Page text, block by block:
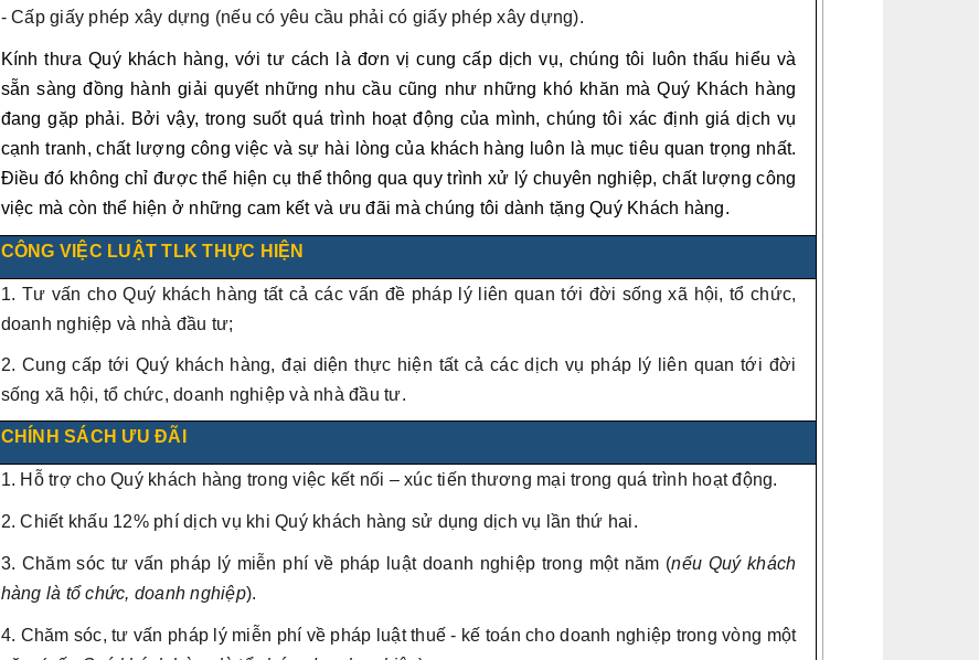
- Cấp giấy phép xây dựng (nếu có yêu cầu phải có giấy phép xây dựng).
Kính thưa Quý khách hàng, với tư cách là đơn vị cung cấp dịch vụ, chúng tôi luôn thấu hiểu và
sẵn sàng đồng hành giải quyết những nhu cầu cũng như những khó khăn mà Quý Khách hàng
đang gặp phải. Bởi vậy, trong suốt quá trình hoạt động của mình, chúng tôi xác định giá dịch vụ
cạnh tranh, chất lượng công việc và sự hài lòng của khách hàng luôn là mục tiêu quan trọng nhất.
Điều đó không chỉ được thể hiện cụ thể thông qua quy trình xử lý chuyên nghiệp, chất lượng công
việc mà còn thể hiện ở những cam kết và ưu đãi mà chúng tôi dành tặng Quý Khách hàng.
CÔNG VIỆC LUẬT TLK THỰC HIỆN
1. Tư vấn cho Quý khách hàng tất cả các vấn đề pháp lý liên quan tới đời sống xã hội, tổ chức,
doanh nghiệp và nhà đầu tư;
2. Cung cấp tới Quý khách hàng, đại diện thực hiện tất cả các dịch vụ pháp lý liên quan tới đời
sống xã hội, tổ chức, doanh nghiệp và nhà đầu tư.
CHÍNH SÁCH ƯU ĐÃI
1. Hỗ trợ cho Quý khách hàng trong việc kết nối – xúc tiến thương mại trong quá trình hoạt động.
2. Chiết khấu 12% phí dịch vụ khi Quý khách hàng sử dụng dịch vụ lần thứ hai.
3. Chăm sóc tư vấn pháp lý miễn phí về pháp luật doanh nghiệp trong một năm (nếu Quý khách
hàng là tổ chức, doanh nghiệp).
4. Chăm sóc, tư vấn pháp lý miễn phí về pháp luật thuế - kế toán cho doanh nghiệp trong vòng một